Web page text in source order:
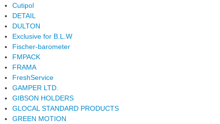
Cutipol
DETAIL
DULTON
Exclusive for B.L.W
Fischer-barometer
FMPACK
FRAMA
FreshService
GAMPER LTD.
GIBSON HOLDERS
GLOCAL STANDARD PRODUCTS
GREEN MOTION